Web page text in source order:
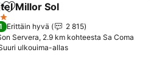
Lisää suosikkeihin
Millor Sol
Erittäin hyvä
2 815
Servera, 2.9 km kohteesta Sa Coma
ulkouima-allasKatso hinnat